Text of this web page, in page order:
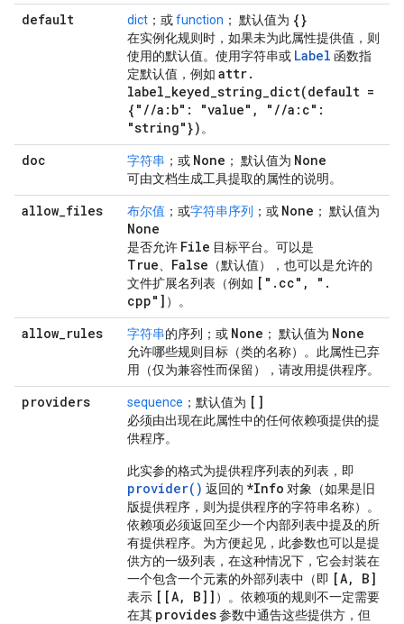
default dict ；或function ； 默认值为 {}
在实例化规则时，如果未为此属性提供值，则
使用的默认值。使用字符串或 Label 函数指
定默认值，例如 attr.
label_keyed_string_dict(default =
{" //a:b": "value" , " //a:c":
"string"}) 。
doc 字符串 ；或 None ； 默认值为 None
可由文档生成工具提取的属性的说明。
allow_files 布尔值 ；或字符串序列 ；或 None ； 默认值为
None
是否允许 File 目标平台。可以是
True False （默认值），也可以是允许的
文件扩展名列表（例如 [" . cc" , " .
cpp"] ）。
allow_rules 字符串的序列；或 None ； 默认值为 None
允许哪些规则目标（类的名称）。此属性已弃
用（仅为兼容性而保留），请改用提供程序。
providers sequence ；默认值为 []
必须由出现在此属性中的任何依赖项提供的提
供程序。
此实参的格式为提供程序列表的列表，即
provider() 返回的 *Info 对象（如果是旧
版提供程序，则为提供程序的字符串名称）。
依赖项必须返回至少一个内部列表中提及的所
有提供程序。为方便起见，此参数也可以是提
供方的一级列表，在这种情况下，它会封装在
一个包含一个元素的外部列表中（即 [A, B]
表示 [[A, B]] ）。依赖项的规则不一定需要
在其 provides参数中通告这些提供方，但